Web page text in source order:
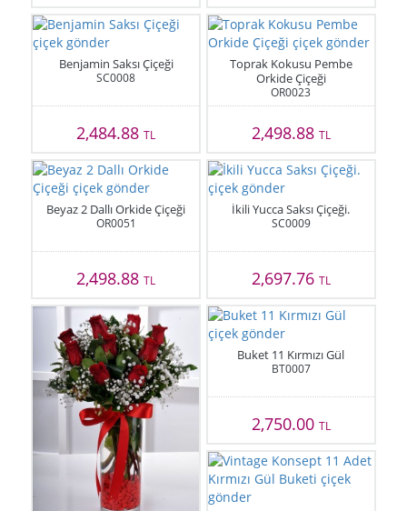
Benjamin Saksı Çiçeği
SC0008
2,484.88TL
Toprak Kokusu Pembe
Orkide Çiçeği
OR0023
2,498.88 TL
Beyaz 2 Dallı Orkide Çiçeği
OR0051
2,498.88TL
İkili Yucca Saksı Çiçeği.
SC0009
2,697.76 TL
Buket 11 Kırmızı Gül
BT0007
2,750.00 TL